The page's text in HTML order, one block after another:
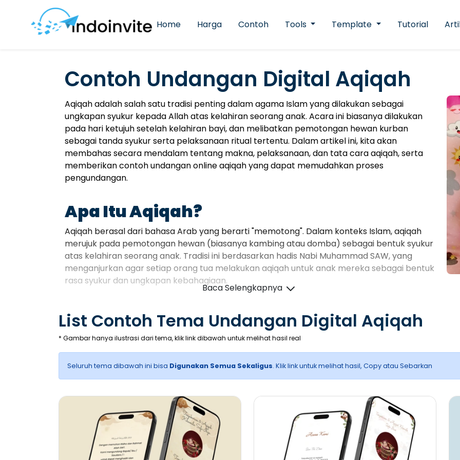
Home Harga Contoh Tools Template Tutorial
Contoh Undangan Digital Aqiqah
Aqiqah adalah salah satu tradisi penting dalam agama Islam yang dilakukan sebagai
ungkapan syukur kepada Allah atas kelahiran seorang anak. Acara ini biasanya dilakukan
pada hari ketujuh setelah kelahiran bayi, dan melibatkan pemotongan hewan kurban
sebagai tanda syukur serta pelaksanaan ritual tertentu. Dalam artikel ini, kita akan
membahas secara mendalam tentang makna, pelaksanaan, dan tata cara aqiqah, serta
memberikan contoh undangan online aqiqah yang dapat memudahkan proses
pengundangan.
Apa Itu Aqiqah?
Aqiqah berasal dari bahasa Arab yang berarti "memotong". Dalam konteks Islam, aqiqah
merujuk pada pemotongan hewan (biasanya kambing atau domba) sebagai bentuk syukur
atas kelahiran seorang anak. Tradisi ini berdasarkan hadis Nabi Muhammad SAW, yang
menganjurkan agar setiap orang tua melakukan aqiqah untuk anak mereka sebagai bentuk
rasa syukur dan ungkapan kebahagiaan.
Makna Aqiqah
Aqiqah bukan hanya sekadar ritual, tetapi juga memiliki makna yang mendalam:
: Melalui aqiqah, orang tua mengajarkan anak tentang pentingnya
kerabat, tetangga, dan mereka yang membutuhkan.
Ikatan Sosial: Acara aqiqah juga menjadi momen berkumpulnya keluarga dan
sahabat, mempererat tali persaudaraan dan hubungan sosial dalam masyarakat.
Pelaksanaan Sunnah
: Aqiqah adalah salah satu sunnah Nabi Muhammad SAW.
Dengan melaksanakan aqiqah, orang tua mengikuti jejak beliau dan menegakkan tradisi
Baca Selengkapnya
List Contoh Tema Undangan Digital Aqiqah
* Gambar hanya ilustrasi dari tema, klik link dibawah untuk melihat hasil real
Seluruh tema dibawah ini bisa Digunakan Semua Sekaligus. Klik link untuk melihat hasil, Copy atau Sebarkan